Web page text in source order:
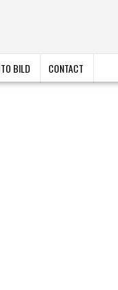
BILD CONTACT